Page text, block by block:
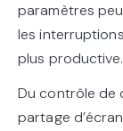
paramètres
les
plus productive.
Du contrôle de
partage